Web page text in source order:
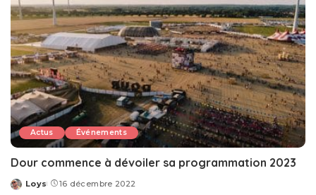
Actus Événements
Dour commence à dévoiler sa programmation 2023
Posted
Loys 16 décembre 2022